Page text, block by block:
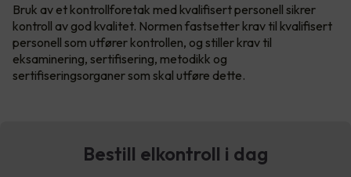
Bruk av et kontrollforetak med kvalifisert personell sikrer
kontroll av god kvalitet. Normen fastsetter krav til kvalifisert
personell som utfører kontrollen, og stiller krav til
eksaminering, sertifisering, metodikk og
sertifiseringsorganer som skal utføre dette.
Bestill elkontroll i dag